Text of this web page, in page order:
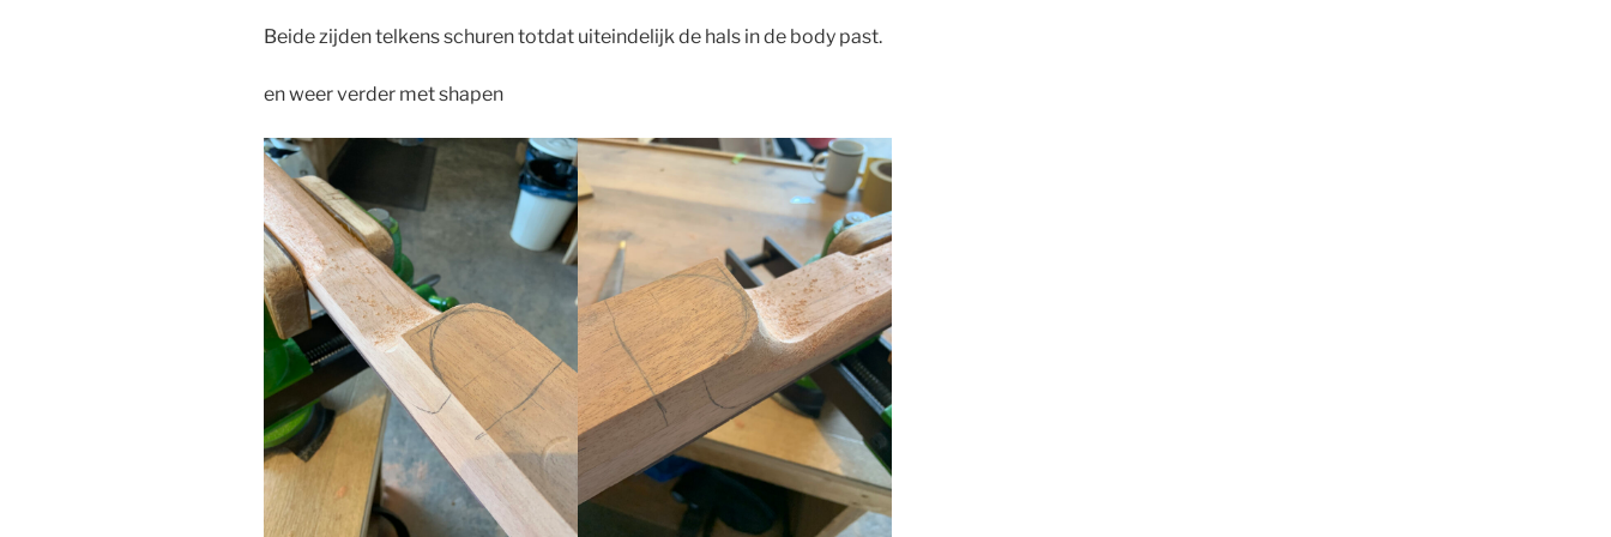
Beide zijden telkens schuren totdat uiteindelijk de hals in de body past.
en weer verder met shapen